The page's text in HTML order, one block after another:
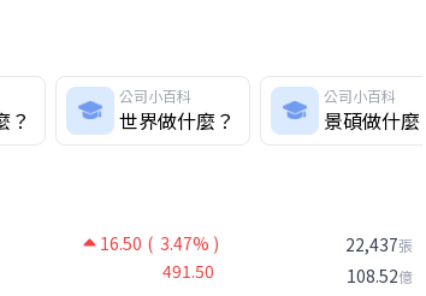
？
公司小百科
世界做什麼？
公司小百科
景碩做什麼？
16.50 ( 3.47% )
491.50
22,437張
108.52億